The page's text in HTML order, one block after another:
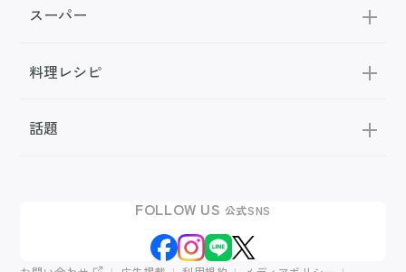
スーパー
料理レシピ
話題
FOLLOW US 公式SNS